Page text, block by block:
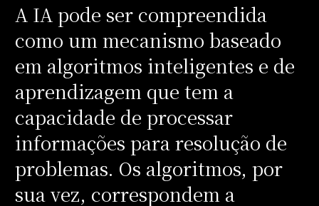
A IA pode ser compreendida
como um mecanismo baseado
em algoritmos inteligentes e de
aprendizagem que tem a
capacidade de processar
informações para resolução de
problemas. Os algoritmos, por
sua vez, correspondem a